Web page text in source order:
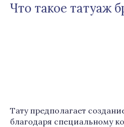
Что такое татуаж
Тату предполагает
благодаря специальному